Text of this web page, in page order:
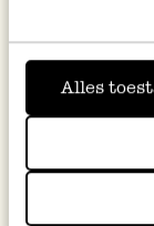
Alles
manche en hêtre,
17,95 €